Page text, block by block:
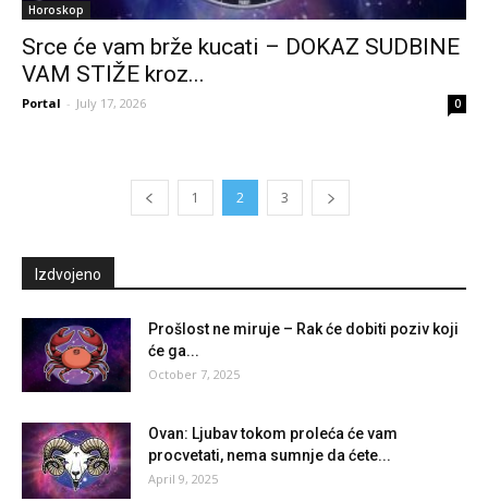
Horoskop
Srce će vam brže kucati – DOKAZ SUDBINE
VAM STIŽE kroz...
Portal - July 17, 2026 0
1 2 3
Izdvojeno
Prošlost ne miruje – Rak će dobiti poziv koji
će ga...
October 7, 2025
Ovan: Ljubav tokom proleća će vam
procvetati, nema sumnje da ćete...
April 9, 2025